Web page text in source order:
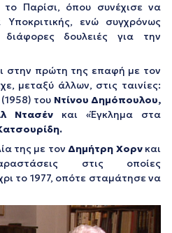
Παρίσι, όπου συνέχισε να
ενώ συγχρόνως
δουλειές για την
στην πρώτη της επαφή με τον
μεταξύ άλλων, στις ταινίες:
του Ντίνου Δημόπουλου,
Ντασέν και «Έγκλημα στα
της με τον Δημήτρη Χορνκαι
στις οποίες
το 1977, οπότε σταμάτησε να